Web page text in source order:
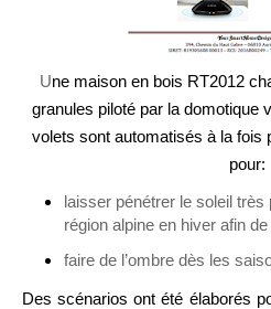
Une maison en bois RT2012
granules piloté par la domotique
volets sont automatisés à la fois
pour:
laisser pénétrer le soleil très
région alpine en hiver afin
faire de l’ombre dès les
Des scénarios ont été élaborés pour maximiser les bénéfices